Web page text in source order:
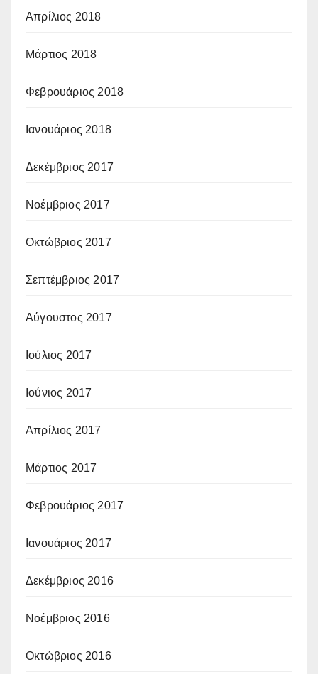
Απρίλιος 2018
Μάρτιος 2018
Φεβρουάριος 2018
Ιανουάριος 2018
Δεκέμβριος 2017
Νοέμβριος 2017
Οκτώβριος 2017
Σεπτέμβριος 2017
Αύγουστος 2017
Ιούλιος 2017
Ιούνιος 2017
Απρίλιος 2017
Μάρτιος 2017
Φεβρουάριος 2017
Ιανουάριος 2017
Δεκέμβριος 2016
Νοέμβριος 2016
Οκτώβριος 2016